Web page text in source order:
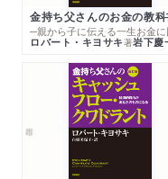
金持ち父さんのお金の教
ロバート・キヨサキ著岩下慶